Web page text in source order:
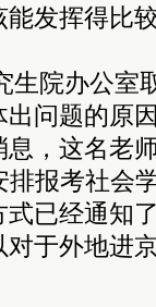
发挥得比
生院办公室
问题的原
，这名老
报考社会
已经通知
于外地进